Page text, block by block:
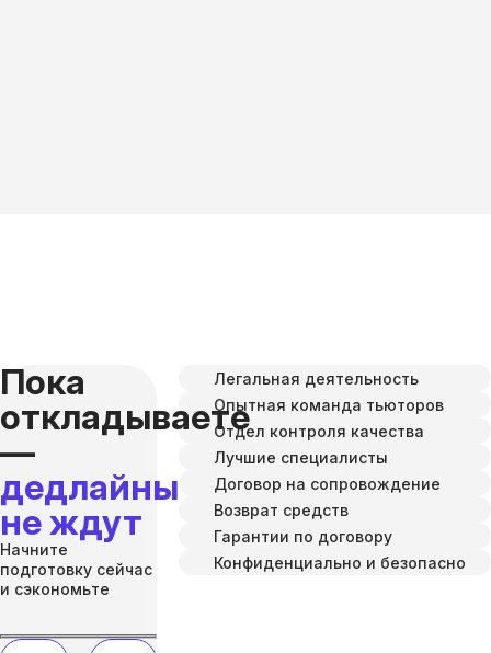
Пока
откладываете
—
дедлайны
не ждут
Начните
подготовку сейчас
и сэкономьте
Легальная деятельность
Опытная команда тьюторов
Отдел контроля качества
Лучшие специалисты
Договор на сопровождение
Возврат средств
Гарантии по договору
Конфиденциально и безопасно